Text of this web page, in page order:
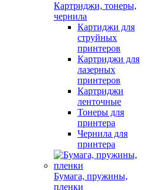
Картриджи, тонеры,
чернила
Картиджи для
струйных
принтеров
Картриджи для
лазерных
принтеров
Картриджи
ленточные
Тонеры для
принтера
Чернила для
принтера
Бумага, пружины,
пленки